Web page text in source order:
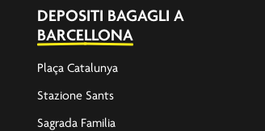
DEPOSITI BAGAGLI A
BARCELLONA
Plaça Catalunya
Stazione Sants
Sagrada Familia